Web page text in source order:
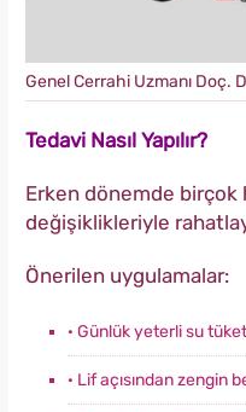
Genel Cerrahi Uzmanı Doç.
Tedavi Nasıl Yapılır?
Erken dönemde birçok
değişiklikleriyle
Önerilen uygulamalar:
· Günlük yeterli su
· Lif açısından zengin